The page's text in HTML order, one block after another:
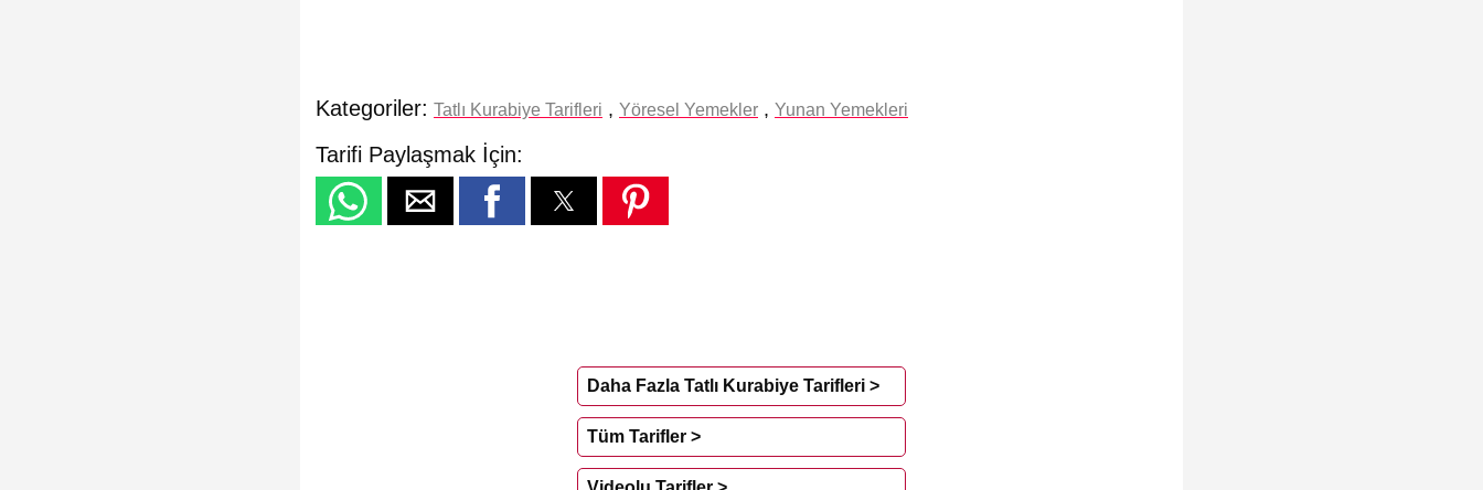
Kategoriler: Tatlı Kurabiye Tarifleri , Yöresel Yemekler , Yunan Yemekleri
Tarifi Paylaşmak İçin:
Daha Fazla Tatlı Kurabiye Tarifleri >
Tüm Tarifler >